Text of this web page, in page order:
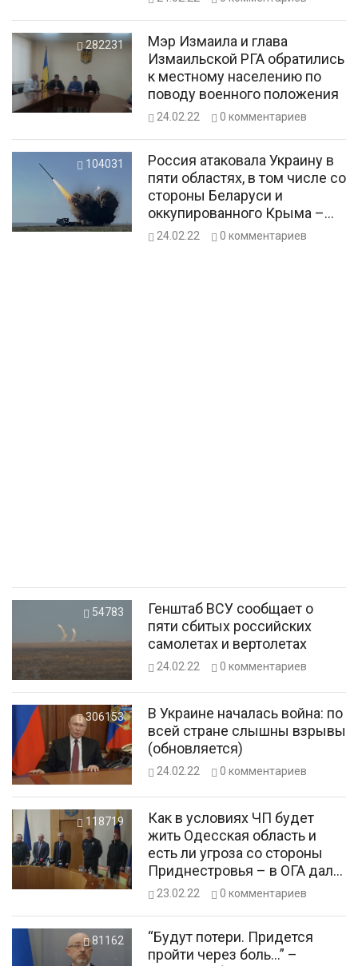
282231
Мэр Измаила и глава
Измаильской РГА обратились
к местному населению по
поводу военного положения
24.02.22 0 комментариев
104031
Россия атаковала Украину в
пяти областях, в том числе со
стороны Беларуси и
оккупированного Крыма –
ГПСУ
24.02.22 0 комментариев
54783
Генштаб ВСУ сообщает о
пяти сбитых российских
самолетах и вертолетах
24.02.22 0 комментариев
306153
В Украине началась война: по
всей стране слышны взрывы
(обновляется)
24.02.22 0 комментариев
118719
Как в условиях ЧП будет
жить Одесская область и
есть ли угроза со стороны
Приднестровья – в ОГА дали
ответы на важные вопросы
23.02.22 0 комментариев
81162
“Будут потери. Придется
пройти через боль…” –